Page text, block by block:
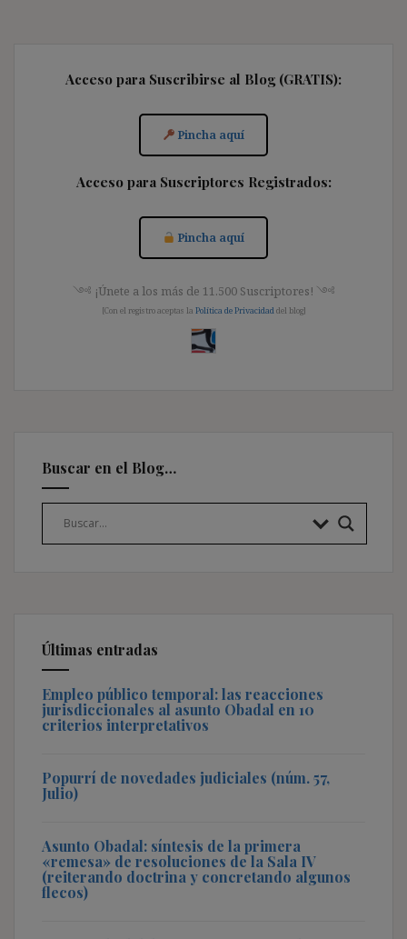
Acceso para Suscribirse al Blog (GRATIS):
Pincha aquí
Acceso para Suscriptores Registrados:
Pincha aquí
༺ ¡Únete a los más de 11.500 Suscriptores! ༺
[Con el registro aceptas la Política de Privacidad del blog]
Buscar en el Blog…
Últimas entradas
Empleo público temporal: las reacciones
jurisdiccionales al asunto Obadal en 10
criterios interpretativos
Popurrí de novedades judiciales (núm. 57,
Julio)
Asunto Obadal: síntesis de la primera
«remesa» de resoluciones de la Sala IV
(reiterando doctrina y concretando algunos
flecos)